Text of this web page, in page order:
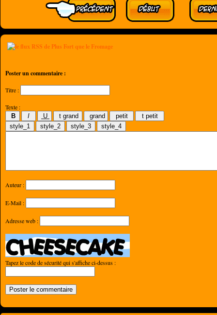
Poster un commentaire :
Titre :
Texte :
Auteur :
E-Mail :
Adresse web :
Tapez le code de sécurité qui s'affiche ci-dessus :